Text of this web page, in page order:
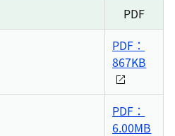
PDF
PDF：
867KB
PDF：
6.00MB